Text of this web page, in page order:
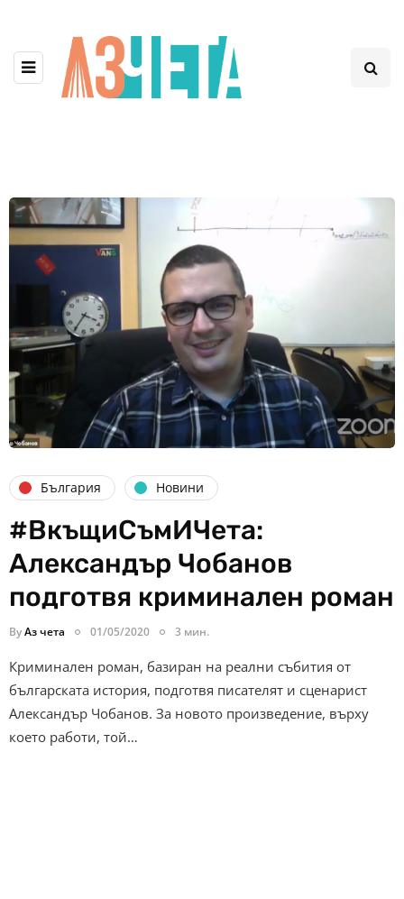
България Новини
#ВкъщиСъмИЧета:
Александър Чобанов
подготвя криминален роман
ByАз чета 01/05/2020 3 мин.
Криминален роман, базиран на реални събития от
българската история, подготвя писателят и сценарист
Александър Чобанов. За новото произведение, върху
което работи, той…